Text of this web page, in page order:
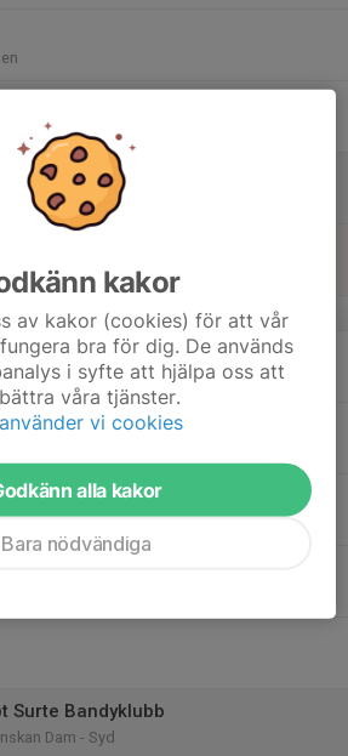
v.8
Surte Bandyklubb
Dam - Syd
kakor
av kakor (cookies) för att vår
bra för dig. De används
i syfte att hjälpa oss att
våra tjänster.
vi cookies
alla kakor
Bara nödvändiga